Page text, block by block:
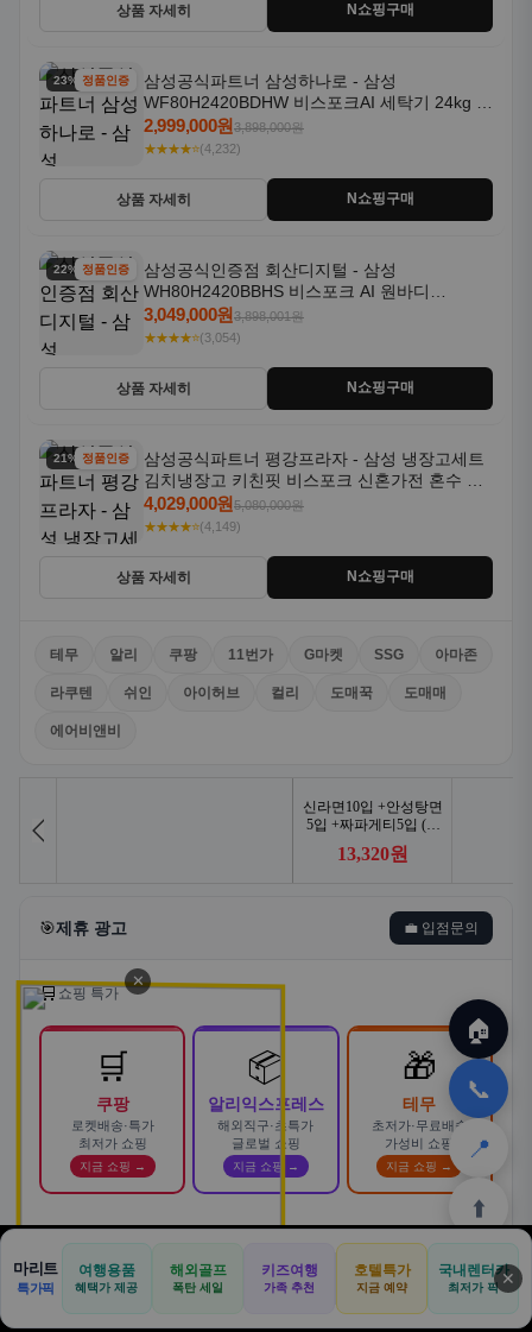
상품 자세히 N쇼핑구매
23% 할인정품인증
삼성공식파트너 삼성하나로 - 삼성
WF80H2420BDHW 비스포크AI 세탁기 24kg 건
조기 20kg 세제자동투입
2,999,000원3,898,000원
★★★★⭐(4,232)
상품 자세히 N쇼핑구매
22% 할인정품인증
삼성공식인증점 회산디지털 - 삼성
WH80H2420BBHS 비스포크 AI 원바디
24kg+20kg 세제자동투입 1등급
3,049,000원3,898,001원
★★★★⭐(3,054)
상품 자세히 N쇼핑구매
21% 할인정품인증
삼성공식파트너 평강프라자 - 삼성 냉장고세트
김치냉장고 키친핏 비스포크 신혼가전 혼수 입
주가전 빌트인 화이트
4,029,000원5,080,000원
★★★★⭐(4,149)
상품 자세히 N쇼핑구매
테무 알리 쿠팡 11번가 G마켓 SSG 아마존
라쿠텐 쉬인 아이허브 컬리 도매꾹 도매매
에어비앤비
🎯제휴 광고 💼 입점문의
🛒쇼핑 특가
🛒
쿠팡
로켓배송·특가
최저가 쇼핑
지금 쇼핑 →
📦
알리익스프레스
해외직구·초특가
글로벌 쇼핑
지금 쇼핑 →
🎁
테무
초저가·무료배송
가성비 쇼핑
지금 쇼핑 →
🚗
합리적으로
AD
카슐랭 · 신차 장기렌트 · 리스 · 월 렌탈료 비교
바로가기 →
🏠
✈️
공항
⛳
📋
🛒
쿠팡
🎁
테무
🏠
📞
📍
⬆️
🏠 📝
견적
🚐
기사등록
🛒
아마존
✕
마리트
특가픽
여행용품
혜택가 제공
해외골프
폭탄 세일
키즈여행
가족 추천
호텔특가
지금 예약
국내렌터카
최저가 픽 ✕